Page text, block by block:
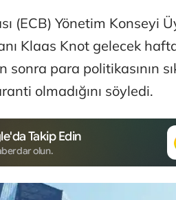
(ECB) Yönetim Konseyi
Klaas Knot gelecek
para politikasının
olmadığını söyledi.
Takip Edin
olun.